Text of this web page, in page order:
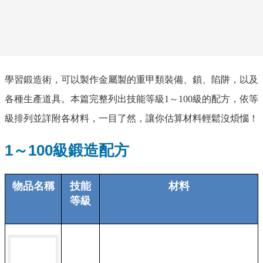
學習鍛造術，可以製作金屬製的重甲類裝備、鎖、陷阱，以及
各種生產道具。本篇完整列出技能等級1 ～ 100級的配方，依等
級排列並詳附各材料，一目了然，讓你估算材料輕鬆沒煩惱！
1～100級鍛造配方
物品名稱
技能
等級
材料